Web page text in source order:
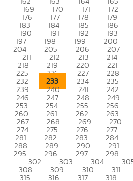
169 170 171 172
176 177 178 179
183 184 185 186
190 191 192 193
197 198 199 200
204 205 206 207
211 212 213 214
218 219 220 221
225 226 227 228
232 233 234 235
239 240 241 242
246 247 248 249
253 254 255 256
260 261 262 263
267 268 269 270
274 275 276 277
281 282 283 284
288 289 290 291
295 296 297 298
302 303 304
308 309 310 311
315 316 317 318